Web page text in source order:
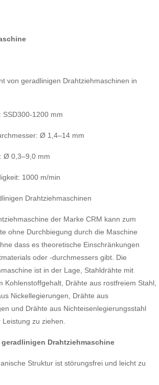
von geradlinigen Drahtziehmaschinen in
SSD300-1200 mm
Ø 1,4–14 mm
Ø 0,3–9,0 mm
1000 m/min
Drahtziehmaschinen
der Marke CRM kann zum
ohne Durchbiegung durch die Maschine
dass es theoretische Einschränkungen
oder -durchmessers gibt. Die
ist in der Lage, Stahldrähte mit
Kohlenstoffgehalt, Drähte aus rostfreiem Stahl,
Nickellegierungen, Drähte aus
und Drähte aus Nichteisenlegierungsstahl
zu ziehen.
geradlinigen Drahtziehmaschine
Struktur ist störungsfrei und leicht zu